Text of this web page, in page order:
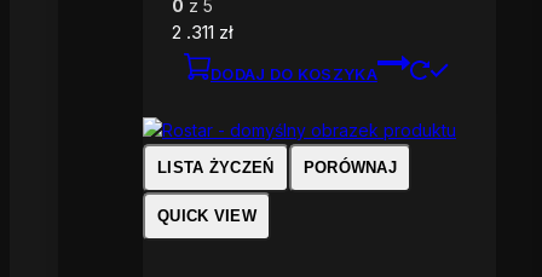
0 z 5
2 .311 zł
DODAJ DO KOSZYKA
LISTA ŻYCZEŃ PORÓWNAJ
QUICK VIEW